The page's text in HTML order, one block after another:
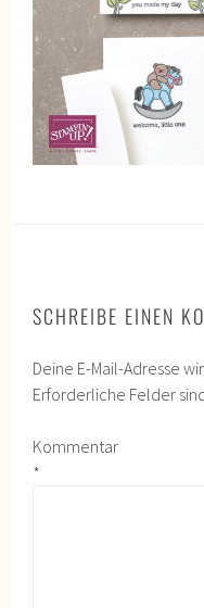
SCHREIBE EINEN
Deine E-Mail-Adresse
Erforderliche Felder
Kommentar
*